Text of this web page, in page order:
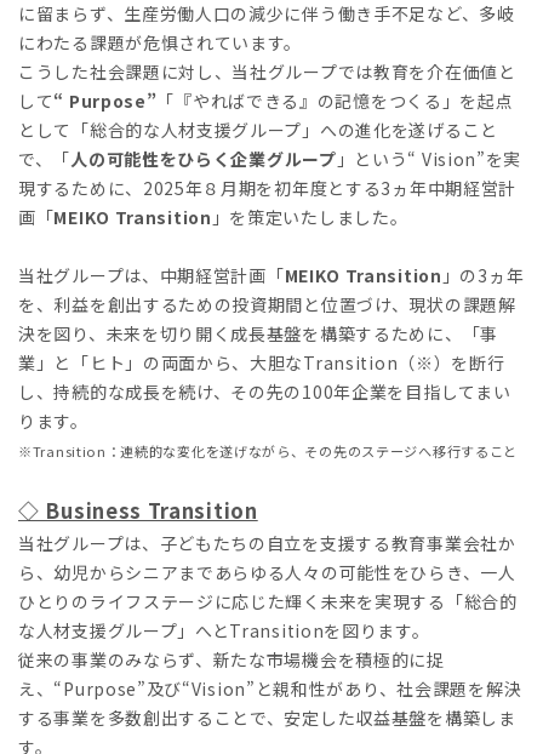
に留まらず、生産労働人口の減少に伴う働き手不足など、多岐
にわたる課題が危惧されています。
こうした社会課題に対し、当社グループでは教育を介在価値と
して“ Purpose” 「『やればできる』の記憶をつくる」を起点
として「総合的な人材支援グループ」への進化を遂げること
で、「人の可能性をひらく企業グループ 」という“ Vision”を実
現するために、2025年８月期を初年度とする3ヵ年中期経営計
画「MEIKO Transition 」を策定いたしました。
当社グループは、中期経営計画「MEIKO Transition 」の3ヵ年
を、利益を創出するための投資期間と位置づけ、現状の課題解
決を図り、未来を切り開く成長基盤を構築するために、「事
業」と「ヒト」の両面から、大胆なTransition（※）を断行
し、持続的な成長を続け、その先の100年企業を目指してまい
ります。
※Transition：連続的な変化を遂げながら、その先のステージへ移行すること
◇ Business Transition
当社グループは、子どもたちの自立を支援する教育事業会社か
ら、幼児からシニアまであらゆる人々の可能性をひらき、一人
ひとりのライフステージに応じた輝く未来を実現する「総合的
な人材支援グループ」へとTransitionを図ります。
従来の事業のみならず、新たな市場機会を積極的に捉
え、“Purpose”及び“Vision”と親和性があり、社会課題を解決
する事業を多数創出することで、安定した収益基盤を構築しま
す。